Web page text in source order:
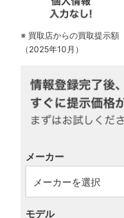
※ 買取店からの買取提示額
（2025年10月）
メーカー
モデル